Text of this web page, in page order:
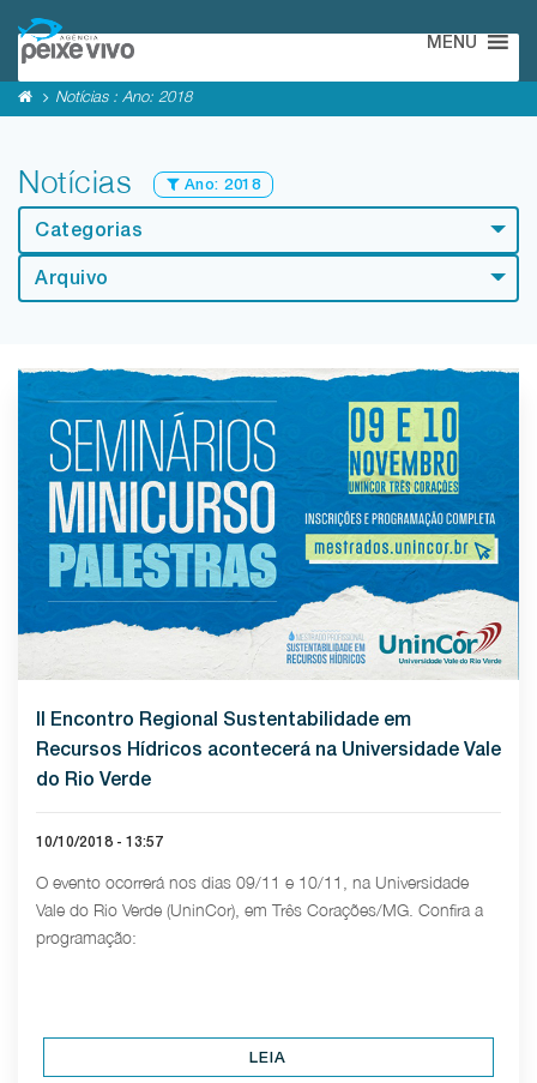
MENU
Notícias : Ano: 2018
Notícias Ano: 2018
Categorias
Arquivo
II Encontro Regional Sustentabilidade em
Recursos Hídricos acontecerá na Universidade Vale
do Rio Verde
10/10/2018 - 13:57
O evento ocorrerá nos dias 09/11 e 10/11, na Universidade
Vale do Rio Verde (UninCor), em Três Corações/MG. Confira a
programação:
LEIA